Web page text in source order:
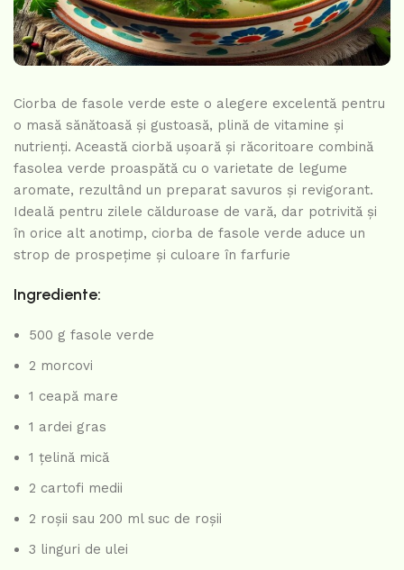
Ciorba de fasole verde este o alegere excelentă pentru
o masă sănătoasă și gustoasă, plină de vitamine și
nutrienți. Această ciorbă ușoară și răcoritoare combină
fasolea verde proaspătă cu o varietate de legume
aromate, rezultând un preparat savuros și revigorant.
Ideală pentru zilele călduroase de vară, dar potrivită și
în orice alt anotimp, ciorba de fasole verde aduce un
strop de prospețime și culoare în farfurie
Ingrediente:
500 g fasole verde
2 morcovi
1 ceapă mare
1 ardei gras
1 țelină mică
2 cartofi medii
2 roșii sau 200 ml suc de roșii
3 linguri de ulei